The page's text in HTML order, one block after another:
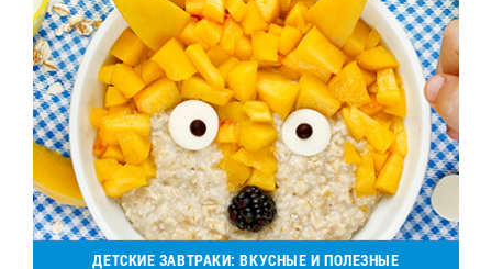
ДЕТСКИЕ ЗАВТРАКИ: ВКУСНЫЕ И ПОЛЕЗНЫЕ